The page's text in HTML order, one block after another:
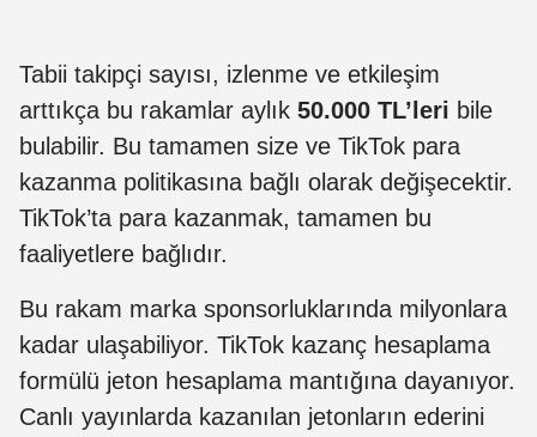
Tabii takipçi sayısı, izlenme ve etkileşim
arttıkça bu rakamlar aylık 50.000 TL’leri bile
bulabilir. Bu tamamen size ve TikTok para
kazanma politikasına bağlı olarak değişecektir.
TikTok’ta para kazanmak, tamamen bu
faaliyetlere bağlıdır.
Bu rakam marka sponsorluklarında milyonlara
kadar ulaşabiliyor. TikTok kazanç hesaplama
formülü jeton hesaplama mantığına dayanıyor.
Canlı yayınlarda kazanılan jetonların ederini